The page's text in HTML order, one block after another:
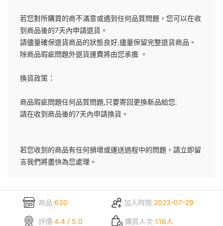
若您對所購買的商不滿意或遇到任何品質問題，您可以在收
到商品後的7天內申請退貨。
請儘量確保退貨商品的狀態良好,儘量保留完整退貨商品。
除商品瑕疵問題外退貨運費將由您承擔 。
換貨政策：
商品瑕疵問題任何品質問題,只要寄回更換新品給您.
請在收到商品後的7天內申請換貨。
若您收到的商品有任何損壞或運送過程中的問題，請立即留
言我們將盡快為您處理。
商品:630 加入時間:2023-07-29
評價:4.4 / 5.0 購買人次:116人